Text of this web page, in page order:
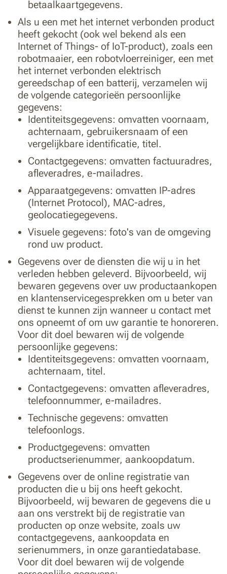
betaalkaartgegevens.
Als u een met het internet verbonden product
heeft gekocht (ook wel bekend als een
Internet of Things- of IoT-product), zoals een
robotmaaier, een robotvloerreiniger, een met
het internet verbonden elektrisch
gereedschap of een batterij, verzamelen wij
de volgende categorieën persoonlijke
gegevens:
Identiteitsgegevens: omvatten voornaam,
achternaam, gebruikersnaam of een
vergelijkbare identificatie, titel.
Contactgegevens: omvatten factuuradres,
afleveradres, e-mailadres.
Apparaatgegevens: omvatten IP-adres
(Internet Protocol), MAC-adres,
geolocatiegegevens.
Visuele gegevens: foto's van de omgeving
rond uw product.
Gegevens over de diensten die wij u in het
verleden hebben geleverd. Bijvoorbeeld, wij
bewaren gegevens over uw productaankopen
en klantenservicegesprekken om u beter van
dienst te kunnen zijn wanneer u contact met
ons opneemt of om uw garantie te honoreren.
Voor dit doel bewaren wij de volgende
persoonlijke gegevens:
Identiteitsgegevens: omvatten voornaam,
achternaam, titel.
Contactgegevens: omvatten afleveradres,
telefoonnummer, e-mailadres.
Technische gegevens: omvatten
telefoonlogs.
Productgegevens: omvatten
productserienummer, aankoopdatum.
Gegevens over de online registratie van
producten die u bij ons heeft gekocht.
Bijvoorbeeld, wij bewaren de gegevens die u
aan ons verstrekt bij de registratie van
producten op onze website, zoals uw
contactgegevens, aankoopdata en
serienummers, in onze garantiedatabase.
Voor dit doel bewaren wij de volgende